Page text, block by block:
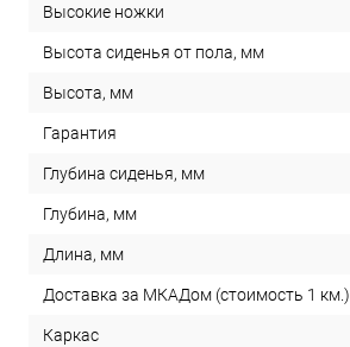
Высокие ножки
Высота сиденья от пола, мм
Высота, мм
Гарантия
Глубина сиденья, мм
Глубина, мм
Длина, мм
Доставка за МКАДом (стоимость 1 км.)
Каркас